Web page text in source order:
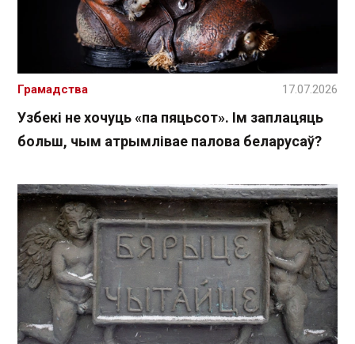
Узбекі не хочуць «па пяцьсот». Ім заплацяць
больш, чым атрымлівае палова беларусаў?
Грамадства 17.07.2026